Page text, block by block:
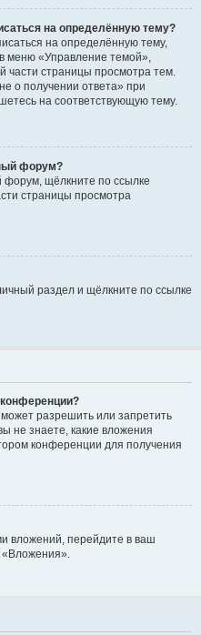
на определённую тему?
на определённую тему,
меню «Управление темой»,
части страницы просмотра тем.
о получении ответа» при
на соответствующую тему.
форум?
щёлкните по ссылке
страницы просмотра
раздел и щёлкните по ссылке
разрешить или запретить
не знаете, какие вложения
конференции для получения
вложений, перейдите в ваш
«Вложения».